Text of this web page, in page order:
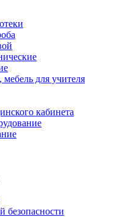
для учителя
кабинета
безопасности